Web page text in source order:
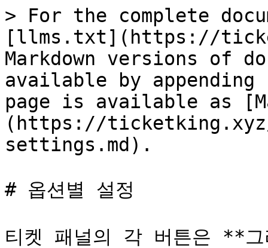
> For the complete
[llms.txt](https://
Markdown versions of
available by
page is available as
(https://
settings.md).
# 옵션별 설정
티켓 패널의 각 버튼은 **